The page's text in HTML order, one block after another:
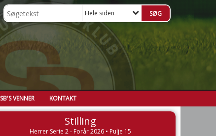
Hele siden
SB'S VENNER KONTAKT
Stilling
Herrer Serie 2 - Forår 2026 • Pulje 15